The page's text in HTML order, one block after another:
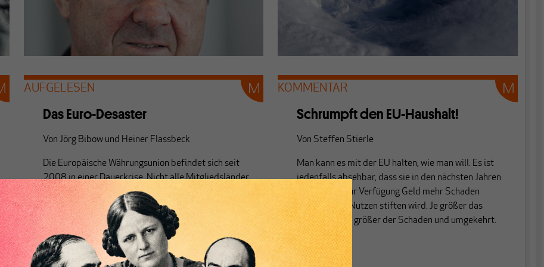
AUFGELESEN
Das Euro-Desaster
Von Jörg Bibowund Heiner Flassbeck
Die Europäische Währungsunion befindet sich seit
2008 in einer Dauerkrise. Nicht alle Mitgliedsländer
sind davon gleichermaßen betroffen – vielmehr ist
eine hochgradige Unausgewogenheit Markenzeichen
der Wirtschaftsentwicklung und eine besondere
Bedrohung für den Weiterbestand der
Währungsunion.
KOMMENTAR
Schrumpft den EU-Haushalt!
Von Steffen Stierle
Man kann es mit der EU halten, wie man will. Es ist
jedenfalls absehbar, dass sie in den nächsten Jahren
mit dem ihr zur Verfügung Geld mehr Schaden
anrichten als Nutzen stiften wird. Je größer das
Budget, desto größer der Schaden und umgekehrt.